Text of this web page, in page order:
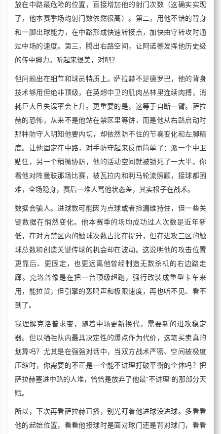
放在中路最危险的位置，直接增加他的射门次数（这确实实现
了，他本赛季场均射门数依然很高）。第二，用他不错的背身
和一脚出球能力，在中路形成快速转接点，加快由守转攻时通
过中场的速度。第三，腾出右路空间，让阿诺德发挥他历史级
的传中脚力。听起来很美，对吧？
但问题出在细节和球员特质上。萨拉赫不是德罗巴，他的背身
技术够用但绝非顶级，在英超中卫的肌肉丛林里连续肉搏，消
耗巨大且失误率会上升。更重要的是，这等于自断一臂。萨拉
赫的恐怖，从来不是他站在禁区里等饼，而是他从右路启动时
那种防守人明知他要内切，却依然防不住的节奏变化和左脚精
度。让他固定在中路，对手防守起来反而简单了：派一个中卫
贴住，另一个稍微协防，他的活动空间就被锁死了一大半。你
看他对阵曼联那场比赛，被瓦拉内和利马轮流照顾，接球都困
难，全场隐身，赛后一堆人骂他状态差，其实根子在战术。
数据会骗人。进球数可能因为点球或者捡漏维持住，但一些关
键数据在悄然变化。他本赛季的场均成功过人次数是近年新
低，在对方禁区内的触球次数占比在提升，但在进攻三区的触
球总数和创造关键传球的机会却在波动。这说明他的攻击位置
更靠后、更固定，也更远离他曾经制造无数杀机的右边路走
廊。克洛普像是在把一台顶级超跑，强行改装成重型卡车来
用，能拉货，但引擎的轰鸣声和极限速度，再也听不见、看不
到了。
我理解克洛普求变，随着中场更新换代，需要新的进攻稳定
器。但以牺牲队内最具决定性的爆点作为代价，这笔买卖真的
划算吗？尤其是在强强对话中，当双方战术严密、空间被极度
压缩时，你需要的不正是一个能不讲理打破平衡的个体吗？把
萨拉赫塞进中路的人堆，恰恰是放弃了他最“不讲理”的那部分天
赋。
所以，下次再看萨拉赫直播，别光盯着他进球没进球。多看看
他的起始位置，看看他接球时是面对球门还是背对球门，看看